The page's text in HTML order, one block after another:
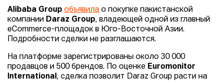
Alibaba Group объявила о покупке пакистанской
компании Daraz Group, владеющей одной из главный
eCommerce-площадок в Юго-Восточной Азии.
Подробности сделки не разглашаются.
На платформе зарегистрированы около 30 000
продавцов и 500 брендов. По оценке Euromonitor
International , сделка позволит Daraz Group расти на